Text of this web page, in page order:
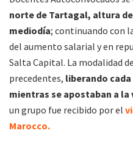
norte de Tartagal, altura
mediodía; continuando con
del aumento salarial y en
Salta Capital. La modalidad
precedentes, liberando
mientras se apostaban a la
un grupo fue recibido por el
Marocco.